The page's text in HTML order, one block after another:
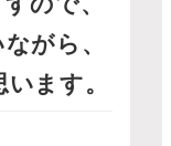
がら、
ます。